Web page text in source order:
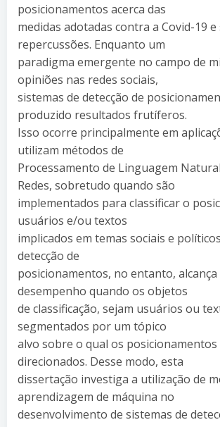
posicionamentos acerca das
medidas adotadas contra a Covid-19 e
repercussões. Enquanto um
paradigma emergente no campo de
opiniões nas redes sociais,
sistemas de detecção de
produzido resultados frutíferos.
Isso ocorre principalmente em
utilizam métodos de
Processamento de Linguagem
Redes, sobretudo quando são
implementados para classificar o
usuários e/ou textos
implicados em temas sociais e
detecção de
posicionamentos, no entanto,
desempenho quando os objetos
de classificação, sejam usuários ou
segmentados por um tópico
alvo sobre o qual os
direcionados. Desse modo, esta
dissertação investiga a utilização de
aprendizagem de máquina no
desenvolvimento de sistemas de